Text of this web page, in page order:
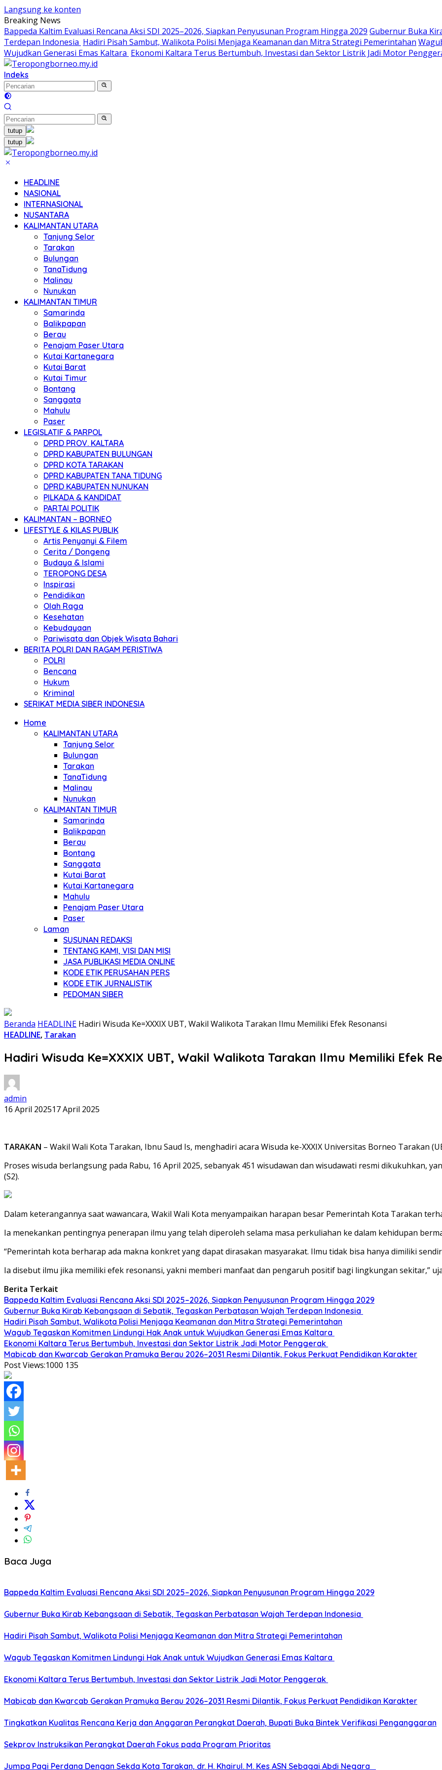
Langsung ke konten
Breaking News
Bappeda Kaltim Evaluasi Rencana Aksi SDI 2025–2026, Siapkan Penyusunan Program Hingga 2029 Gubernur Buka
Terdepan Indonesia Hadiri Pisah Sambut, Walikota Polisi Menjaga Keamanan dan Mitra Strategi Pemerintahan
Wujudkan Generasi Emas Kaltara Ekonomi Kaltara Terus Bertumbuh, Investasi dan Sektor Listrik Jadi Motor
Indeks
tutup
tutup
HEADLINE
NASIONAL
INTERNASIONAL
NUSANTARA
KALIMANTAN UTARA
Tanjung Selor
Tarakan
Bulungan
TanaTidung
Malinau
Nunukan
KALIMANTAN TIMUR
Samarinda
Balikpapan
Berau
Penajam Paser Utara
Kutai Kartanegara
Kutai Barat
Kutai Timur
Bontang
Sanggata
Mahulu
Paser
LEGISLATIF & PARPOL
DPRD PROV. KALTARA
DPRD KABUPATEN BULUNGAN
DPRD KOTA TARAKAN
DPRD KABUPATEN TANA TIDUNG
DPRD KABUPATEN NUNUKAN
PILKADA & KANDIDAT
PARTAI POLITIK
KALIMANTAN – BORNEO
LIFESTYLE & KILAS PUBLIK
Artis Penyanyi & Filem
Cerita / Dongeng
Budaya & Islami
TEROPONG DESA
Inspirasi
Pendidikan
Olah Raga
Kesehatan
Kebudayaan
Pariwisata dan Objek Wisata Bahari
BERITA POLRI DAN RAGAM PERISTIWA
POLRI
Bencana
Hukum
Kriminal
SERIKAT MEDIA SIBER INDONESIA
Home
KALIMANTAN UTARA
Tanjung Selor
Bulungan
Tarakan
TanaTidung
Malinau
Nunukan
KALIMANTAN TIMUR
Samarinda
Balikpapan
Berau
Bontang
Sanggata
Kutai Barat
Kutai Kartanegara
Mahulu
Penajam Paser Utara
Paser
Laman
SUSUNAN REDAKSI
TENTANG KAMI, VISI DAN MISI
JASA PUBLIKASI MEDIA ONLINE
KODE ETIK PERUSAHAN PERS
KODE ETIK JURNALISTIK
PEDOMAN SIBER
Beranda HEADLINE Hadiri Wisuda Ke=XXXIX UBT, Wakil Walikota Tarakan Ilmu Memiliki Efek Resonansi
HEADLINE, Tarakan
Hadiri Wisuda Ke=XXXIX UBT, Wakil Walikota Tarakan Ilmu Memiliki Efek
admin
16 April 202517 April 2025
TARAKAN – Wakil Wali Kota Tarakan, Ibnu Saud Is, menghadiri acara Wisuda ke-XXXIX Universitas Borneo Tarakan
Proses wisuda berlangsung pada Rabu, 16 April 2025, sebanyak 451 wisudawan dan wisudawati resmi dikukuhkan,
(S2).
Dalam keterangannya saat wawancara, Wakil Wali Kota menyampaikan harapan besar Pemerintah Kota Tarakan
Ia menekankan pentingnya penerapan ilmu yang telah diperoleh selama masa perkuliahan ke dalam kehidupan
“Pemerintah kota berharap ada makna konkret yang dapat dirasakan masyarakat. Ilmu tidak bisa hanya dimiliki
Ia disebut ilmu jika memiliki efek resonansi, yakni memberi manfaat dan pengaruh positif bagi lingkungan sekitar,”
Berita Terkait
Bappeda Kaltim Evaluasi Rencana Aksi SDI 2025–2026, Siapkan Penyusunan Program Hingga 2029
Gubernur Buka Kirab Kebangsaan di Sebatik, Tegaskan Perbatasan Wajah Terdepan Indonesia
Hadiri Pisah Sambut, Walikota Polisi Menjaga Keamanan dan Mitra Strategi Pemerintahan
Wagub Tegaskan Komitmen Lindungi Hak Anak untuk Wujudkan Generasi Emas Kaltara
Ekonomi Kaltara Terus Bertumbuh, Investasi dan Sektor Listrik Jadi Motor Penggerak
Mabicab dan Kwarcab Gerakan Pramuka Berau 2026–2031 Resmi Dilantik, Fokus Perkuat Pendidikan Karakter
Post Views:1000 135
Baca Juga
Bappeda Kaltim Evaluasi Rencana Aksi SDI 2025–2026, Siapkan Penyusunan Program Hingga 2029
Gubernur Buka Kirab Kebangsaan di Sebatik, Tegaskan Perbatasan Wajah Terdepan Indonesia
Hadiri Pisah Sambut, Walikota Polisi Menjaga Keamanan dan Mitra Strategi Pemerintahan
Wagub Tegaskan Komitmen Lindungi Hak Anak untuk Wujudkan Generasi Emas Kaltara
Ekonomi Kaltara Terus Bertumbuh, Investasi dan Sektor Listrik Jadi Motor Penggerak
Mabicab dan Kwarcab Gerakan Pramuka Berau 2026–2031 Resmi Dilantik, Fokus Perkuat Pendidikan Karakter
Tingkatkan Kualitas Rencana Kerja dan Anggaran Perangkat Daerah, Bupati Buka Bintek Verifikasi Penganggaran
Sekprov Instruksikan Perangkat Daerah Fokus pada Program Prioritas
Jumpa Pagi Perdana Dengan Sekda Kota Tarakan, dr. H. Khairul. M. Kes ASN Sebagai Abdi Negara